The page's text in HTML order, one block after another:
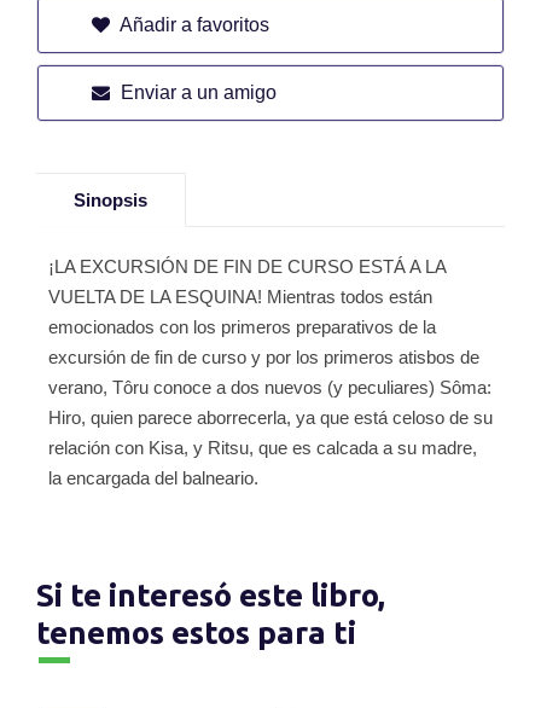
Añadir a favoritos
Enviar a un amigo
Sinopsis
¡LA EXCURSIÓN DE FIN DE CURSO ESTÁ A LA
VUELTA DE LA ESQUINA! Mientras todos están
emocionados con los primeros preparativos de la
excursión de fin de curso y por los primeros atisbos de
verano, Tôru conoce a dos nuevos (y peculiares) Sôma:
Hiro, quien parece aborrecerla, ya que está celoso de su
relación con Kisa, y Ritsu, que es calcada a su madre,
la encargada del balneario.
Si te interesó este libro,
tenemos estos para ti